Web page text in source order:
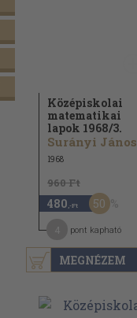
MEGNÉZEM
Középiskolai
matematikai
lapok 1968/3.
Surányi János
1968
960 Ft
480 ,-Ft 50
pont kapható